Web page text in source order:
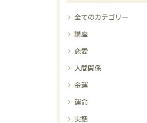
全てのカテゴリー
講座
恋愛
人間関係
金運
運命
実話